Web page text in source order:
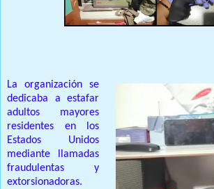
La organización se
dedicaba a estafar
adultos mayores
residentes en los
Estados Unidos
mediante llamadas
fraudulentas y
extorsionadoras.